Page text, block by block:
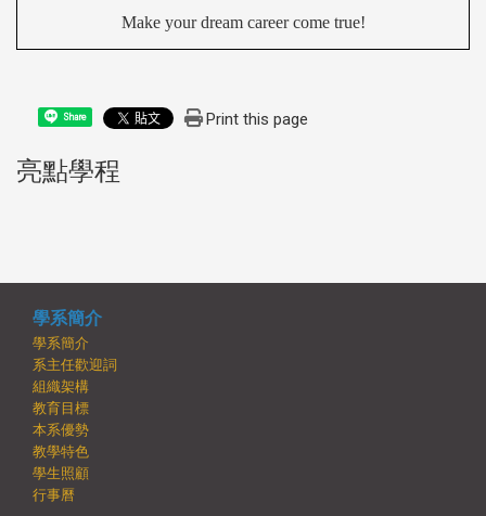
Make your dream careercome true!
Share Print this page
亮點學程
學系簡介
學系簡介
系主任歡迎詞
組織架構
教育目標
本系優勢
教學特色
學生照顧
行事曆